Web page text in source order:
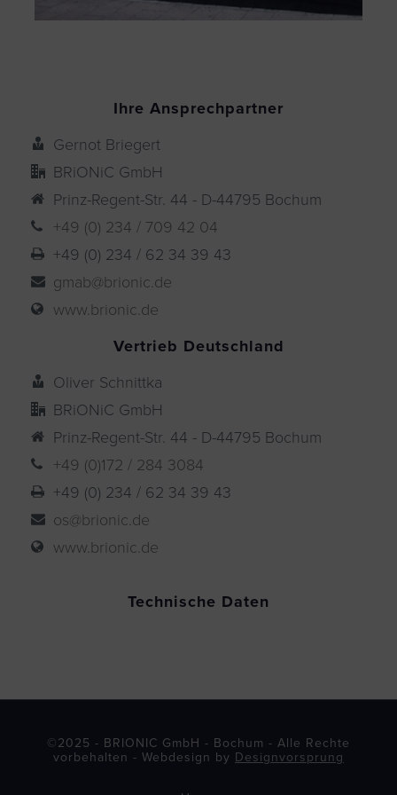
Ihre Ansprechpartner
Gernot Briegert
BRiONiC GmbH
Prinz-Regent-Str. 44 - D-44795 Bochum
+49 (0) 234 / 709 42 04
+49 (0) 234 / 62 34 39 43
gmab@brionic.de
www.brionic.de
Vertrieb Deutschland
Oliver Schnittka
BRiONiC GmbH
Prinz-Regent-Str. 44 - D-44795 Bochum
+49 (0)172 / 284 3084
+49 (0) 234 / 62 34 39 43
os@brionic.de
www.brionic.de
Technische Daten
©2025 - BRIONIC GmbH - Bochum - Alle Rechte
vorbehalten - Webdesign by Designvorsprung